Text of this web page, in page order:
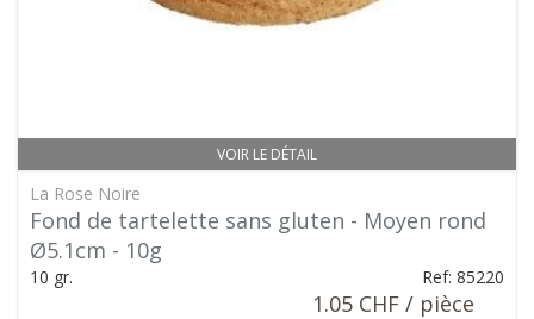
VOIR LE DÉTAIL
La Rose Noire
Fond de tartelette sans gluten - Moyen rond
Ø5.1cm - 10g
10 gr. Ref: 85220
1.05 CHF / pièce